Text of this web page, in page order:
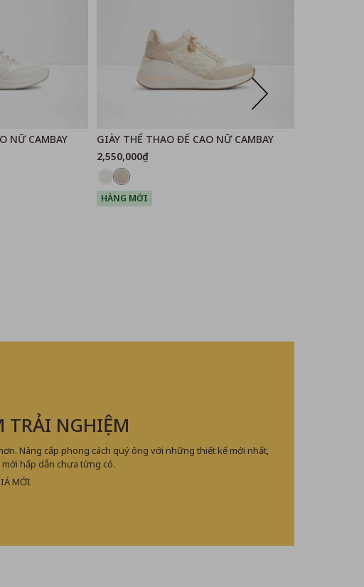
NỮ CAMBAY
GIÀY THỂ THAO ĐẾ CAO NỮ CAMBAY
2,550,000₫
HÀNG MỚI
TRẢI NGHIỆM
Nâng cấp phong cách quý ông với những thiết kế mới nhất,
hấp dẫn chưa từng có.
MỚI